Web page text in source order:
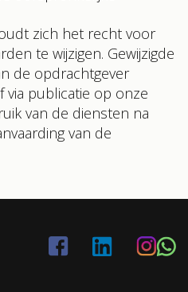
zich het recht voor
te wijzigen. Gewijzigde
de opdrachtgever
via publicatie op onze
van de diensten na
van de